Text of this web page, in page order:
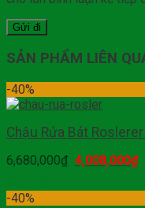
SẢN PHẨM LIÊN
-40%
Chậu Rửa Bát
6,680,000₫ 4,008,000₫
-40%